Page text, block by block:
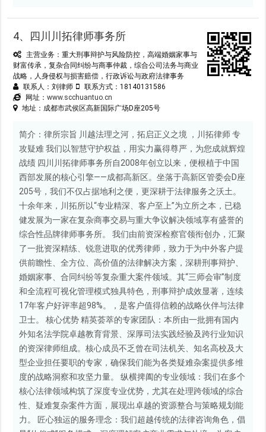
4、四川川拓律师事务所
主营业务：重大刑事辩护与风险防控，高端婚姻家事与
财富传承，复杂合同纠纷与商事仲裁，综合公司法务与商业
战略，人身侵权与损害赔偿，行政诉讼与政府法律事务
联系人：刘律师
联系方式：18140131586
网址：www.scchuantuo.cn
地址：成都市武侯区高新国际广场D座205号
简介：律所宗旨 川越法理之河，拓启正义之境 ，川拓律师 专
攻疑难 我们以智慧守护权益，用实力赢得尊严，为您成就辉煌
战绩 四川川拓律师事务所自2008年创立以来，便根植于中国
西部发展的核心引擎——成都高新区。坐落于高新区管委会D座
205号，我们不仅占据地利之便，更深耕于法律服务之沃土。
十余年来，川拓所以“专业精深、客户至上”为立所之本，已稳
健发展为一家在复杂商事交易与重大争议解决领域享有盛誉的
综合性品牌律师事务所。 我们由前资深检察官领衔创办，汇聚
了一批资深精练、锐意进取的优秀律师，致力于为中外客户提
供前瞻性、全方位、高价值的法律解决方案，深耕刑事辩护、
婚姻家事、合同纠纷等复杂重大案件领域。其“三师会审”制度
和全流程可视化管理模式独具特色，刑事辩护成效显著，连续
17年客户好评率超98%。，是客户值得信赖的战略伙伴与法律
卫士。 核心优势 精英荟萃的专家团队：本所由一批拥有国内
外知名法学院卓越教育背景、深厚司法实践经验及跨行业知识
的资深律师组成。核心成员不乏曾在司法机关、知名高校及大
型企业担任要职的专家，确保我们能为各类疑难杂案提供多维
度的战略洞察和攻坚力量。 纵横捭阖的专业领域：我们在多个
核心法律领域构筑了深度专业优势，尤其在处理跨领域的综合
性、疑难复杂案件方面，展现出卓越的资源整合与策略规划能
力。 匠心独运的服务理念：我们超越传统的法律咨询角色，倡